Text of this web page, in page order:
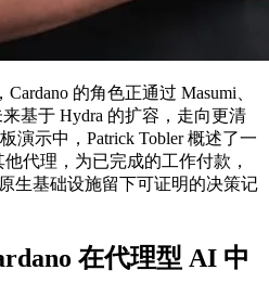
的角色正通过 Masumi、
基于 Hydra 的扩容，走向更清
演示中，Patrick Tobler 概述了一
代理，为已完成的工作付款，
生基础设施留下可证明的决策记
在代理型 AI 中